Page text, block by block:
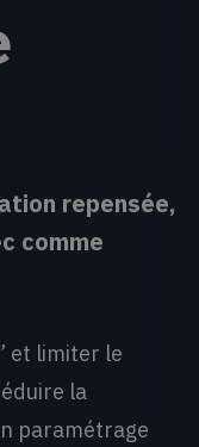
repensée,
comme
et limiter le
la
paramétrage